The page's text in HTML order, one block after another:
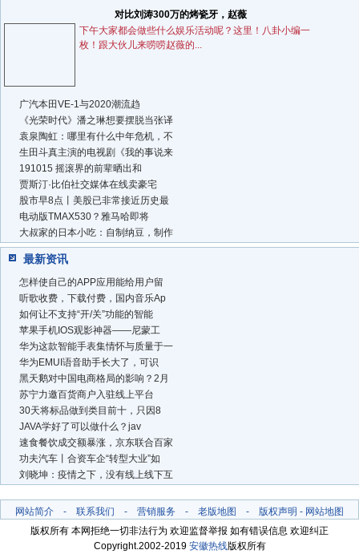
对比刘涛300万的烤瓷牙，赵薇
下午大家都会做些什么娱乐活动呢？这里！八卦小编一
枚！跟大伙儿来唠唠赵薇的...
广汽本田VE-1与2020潮流趋
《光荣时代》潘之琳想要摆脱当张译
袁泉陶虹：哪里有什么中年危机，不
生田斗真主演的电视剧《我的事说来
191015 摇滚界的前辈晒出和
贾斯汀·比伯社交媒体在线卖豪宅
股市早8点丨美股已非常接近历史最
电动版TMAX530？雅马哈即将
大叔家的日本小吃：自制纳豆，制作
最新资讯
怎样使自己的APP应用能给用户留
听歌收费，下载付费，国内音乐Ap
如何让不支持“开/关”功能的智能
苹果手机IOS观影神器——尼蒙工
华为这款智能手表集情怀与质量于一
华为EMUI语音助手长大了，可识
黑天鹅对中国电商格局的影响？2月
苏宁力邀百货商户入驻线上平台
30天将标品做到类目前十，只因8
JAVA学好了可以做什么？jav
速食餐饮成交额暴涨，京东联合百家
功夫汽车丨合资车企“转型大业”如
刘晓坤：疫情之下，没有线上线下互
网站简介 - 联系我们 - 营销服务 - 老版地图 - 版权声明 - 网站地图
版权所有 本网拒绝一切非法行为 欢迎监督举报 如有错误信息 欢迎纠正
Copyright.2002-2019 安徽热线版权所有